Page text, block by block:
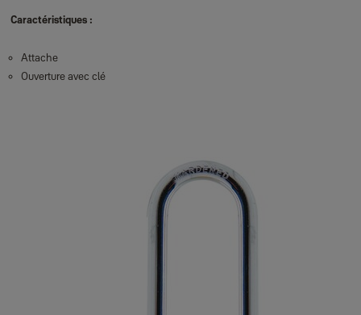
Caractéristiques :
Attache
Ouverture avec clé